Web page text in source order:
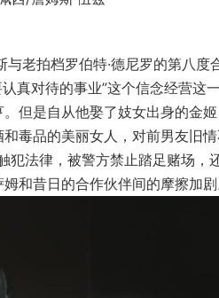
老拍档罗伯特·德尼罗的第八度
真对待的事业”这个信念经营这
但是自从他娶了妓女出身的金
毒品的美丽女人，对前男友旧
犯法律，被警方禁止踏足赌场，
和昔日的合作伙伴间的摩擦加